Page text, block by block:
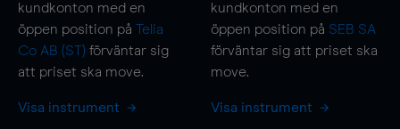
kundkonton med en
öppen position på Telia
Co AB (ST) förväntar sig
att priset ska move.
Visa instrument
kundkonton med en
öppen position på SEB SA
förväntar sig att priset ska
move.
Visa instrument